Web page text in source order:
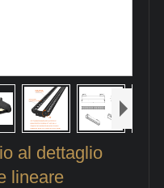
al dettaglio
lineare